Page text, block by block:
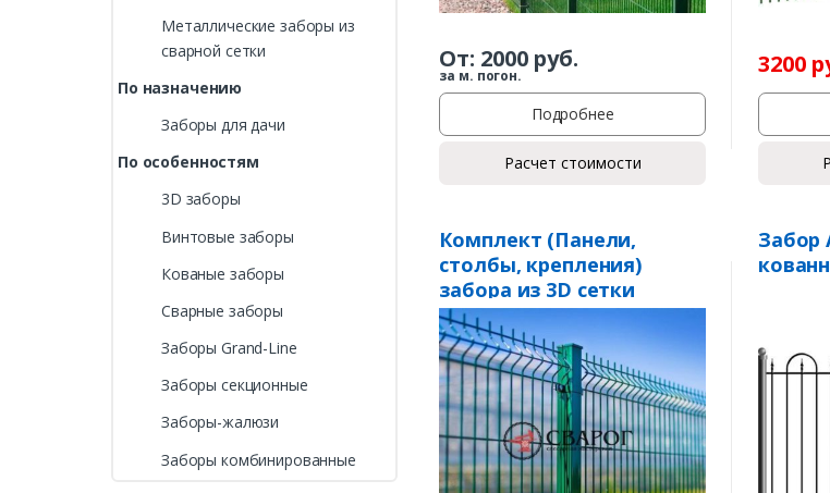
От: 2000руб.
за м. погон.
Подробнее
Расчет стоимости
3200
Комплект (Панели,
столбы, крепления)
забора из 3D сетки
«Light» 3,5 мм. пруток
Забор
Металлические заборы из
сварной сетки
По назначению
Заборы для дачи
По особенностям
3D заборы
Винтовые заборы
Кованые заборы
Сварные заборы
Заборы Grand-Line
Заборы секционные
Заборы-жалюзи
Заборы комбинированные